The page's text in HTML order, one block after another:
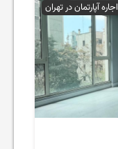
آپارتمان در تهران